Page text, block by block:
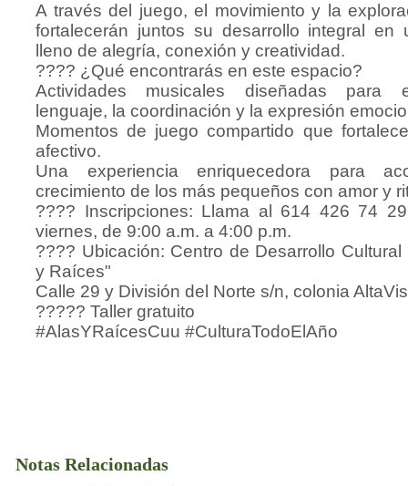
A través del juego, el movimiento y la
fortalecerán juntos su desarrollo integral en
lleno de alegría, conexión y creatividad.
???? ¿Qué encontrarás en este espacio?
Actividades musicales diseñadas para
lenguaje, la coordinación y la expresión
Momentos de juego compartido que
afectivo.
Una experiencia enriquecedora para
crecimiento de los más pequeños con amor y
???? Inscripciones: Llama al 614 426 74
viernes, de 9:00 a.m. a 4:00 p.m.
???? Ubicación: Centro de Desarrollo Cultural
y Raíces"
Calle 29 y División del Norte s/n, colonia
????? Taller gratuito
#AlasYRaícesCuu #CulturaTodoElAño
Notas Relacionadas